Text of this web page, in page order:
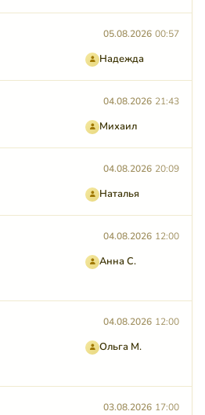
05.08.2026 00:57
Надежда
04.08.2026 21:43
Михаил
04.08.2026 20:09
Наталья
04.08.2026 12:00
Анна С.
04.08.2026 12:00
Ольга М.
03.08.2026 17:00